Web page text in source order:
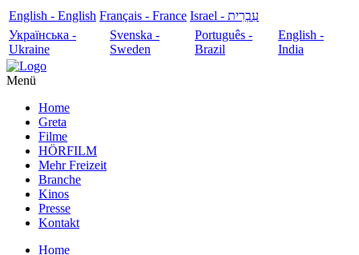
English - English Français - France
עִבְרִית - Israel
Українська -
Ukraine
Svenska -
Sweden
Português -
Brazil
English -
India
Menü
Home
Greta
Filme
HÖRFILM
Mehr Freizeit
Branche
Kinos
Presse
Kontakt
Home